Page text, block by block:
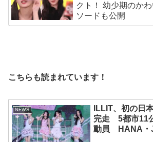
クト！ 幼少期のか
ソードも公開
こちらも読まれています！
NEWS
ILLIT、初の日
完走 5都市11
動員 HANA・